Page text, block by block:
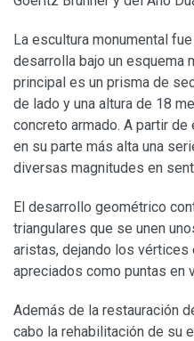
La escultura monumental
desarrolla bajo un esquema
principal es un prisma de
de lado y una altura de 18
concreto armado. A partir
en su parte más alta una
diversas magnitudes en
El desarrollo geométrico
triangulares que se unen
aristas, dejando los
apreciados como puntas en
Además de la restauración
cabo la rehabilitación de su